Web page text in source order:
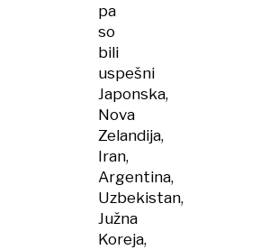
pa
so
bili
uspešni
Japonska,
Nova
Zelandija,
Iran,
Argentina,
Uzbekistan,
Južna
Koreja,